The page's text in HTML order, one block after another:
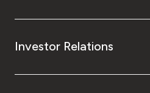
Investor Relations